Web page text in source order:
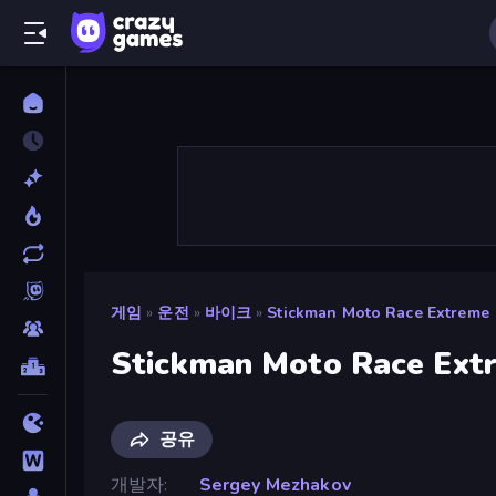
게임 » 운전 » 바이크 » Stickman Moto Race Extreme
Stickman Moto Race
공유
개발자
Sergey Mezhakov